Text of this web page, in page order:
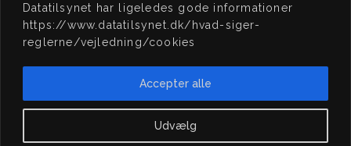
Datatilsynet har ligeledes gode informationer
https://www.datatilsynet.dk/hvad-siger-
reglerne/vejledning/cookies
Udvælg
Accepter alle
Scleroseforeningen,
Kræftens Bekæmplese
TORS:
FRE:
LØR: 09:00 – 16:00
SØN: